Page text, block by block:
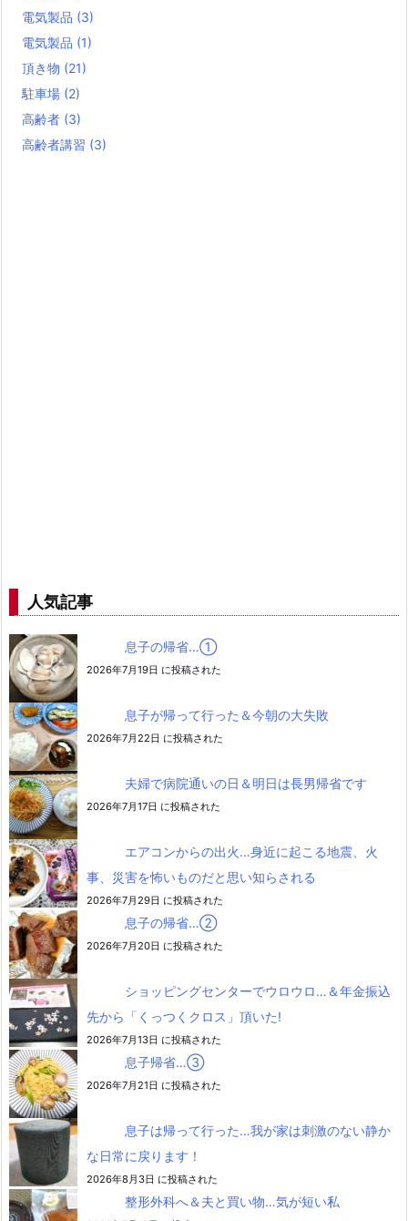
電気製品 (3)
電気製品 (1)
頂き物 (21)
駐車場 (2)
高齢者 (3)
高齢者講習 (3)
人気記事
息子の帰省…➀
2026年7月19日 に投稿された
息子が帰って行った＆今朝の大失敗
2026年7月22日 に投稿された
夫婦で病院通いの日＆明日は長男帰省です
2026年7月17日 に投稿された
エアコンからの出火…身近に起こる地震、火
事、災害を怖いものだと思い知らされる
2026年7月29日 に投稿された
息子の帰省…②
2026年7月20日 に投稿された
ショッピングセンターでウロウロ…＆年金振込
先から「くっつくクロス」頂いた!
2026年7月13日 に投稿された
息子帰省…③
2026年7月21日 に投稿された
息子は帰って行った…我が家は刺激のない静か
な日常に戻ります！
2026年8月3日 に投稿された
整形外科へ＆夫と買い物…気が短い私